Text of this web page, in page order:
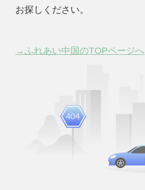
お探しください。
→ふれあい中国のTOPページへ